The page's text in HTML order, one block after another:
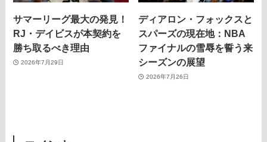
サマーリーグ最大の発見！
RJ・デイビスが本契約を
勝ち取るべき理由
2026年7月29日
ディアロン・フォックスと
スパーズの現在地：NBA
ファイナルの雪辱を誓う来
シーズンの展望
2026年7月26日